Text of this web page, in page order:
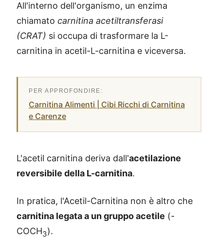
All'interno dell'organismo, un enzima
chiamato carnitina acetiltransferasi
(CRAT) si occupa di trasformare la L-
carnitina in acetil-L-carnitina e viceversa.
Carnitina Alimenti | Cibi Ricchi di Carnitina
e Carenze
L'acetil carnitina deriva dall'acetilazione
reversibile della L-carnitina.
In pratica, l'Acetil-Carnitina non è altro che
carnitina legata a un gruppo acetile (-
COCH3).